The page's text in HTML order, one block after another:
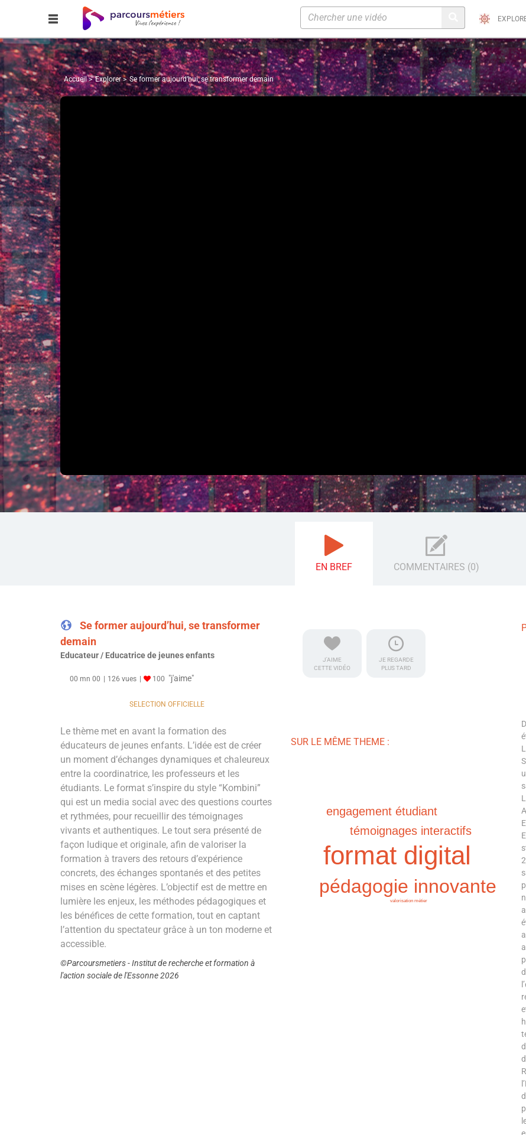
Accueil Explorer Se former aujourd’hui, se transformer demain
EN BREF COMMENTAIRES (0)
Se former aujourd’hui, se transformer
demain
Educateur / Educatrice de jeunes enfants
00 mn 00 126 vues 100 "j'aime"
SELECTION OFFICIELLE
Le thème met en avant la formation des
éducateurs de jeunes enfants. L’idée est de créer
un moment d’échanges dynamiques et chaleureux
entre la coordinatrice, les professeurs et les
étudiants. Le format s’inspire du style “Kombini”
qui est un media social avec des questions courtes
et rythmées, pour recueillir des témoignages
vivants et authentiques. Le tout sera présenté de
façon ludique et originale, afin de valoriser la
formation à travers des retours d’expérience
concrets, des échanges spontanés et des petites
mises en scène légères. L’objectif est de mettre en
lumière les enjeux, les méthodes pédagogiques et
les bénéfices de cette formation, tout en captant
l’attention du spectateur grâce à un ton moderne et
accessible.
©Parcoursmetiers - Institut de recherche et formation à
l'action sociale de l'Essonne 2026
J'AIME
CETTE VIDÉO
JE REGARDE
PLUS TARD
SUR LE MÊME THEME :
format digital
pédagogie innovante
témoignages interactifs
engagement étudiant
valorisation métier